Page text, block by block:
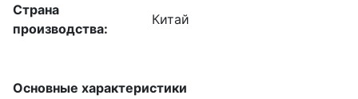
Основные характеристики
Страна
производства:
Китай